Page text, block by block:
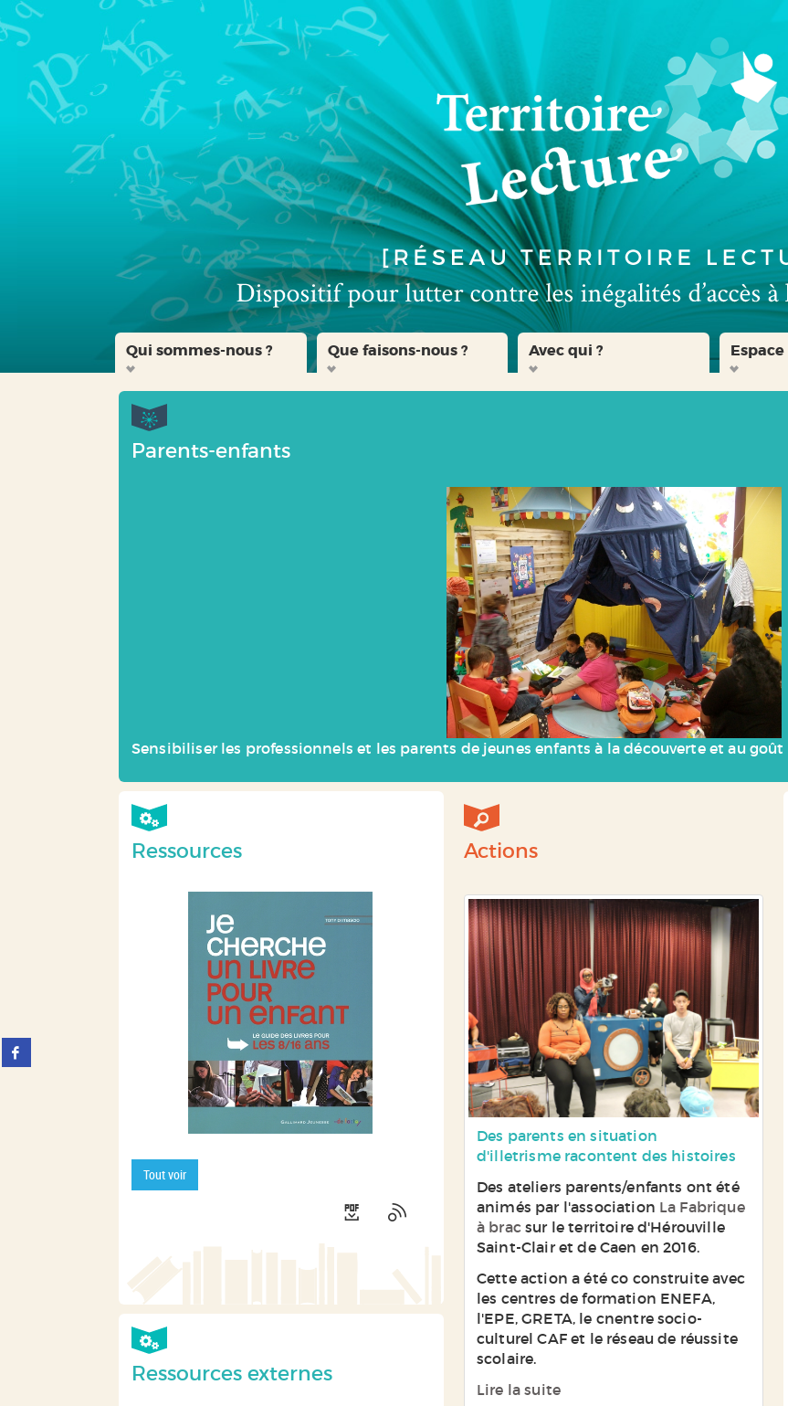
Aller
menu
Aller
contenu
Aller
la
recherche
Qui sommes-nous ? Que faisons-nous ? Avec qui ? Espace
Partager
sur
Parents-enfants
Sensibiliser les professionnels et les parents de jeunes enfants à la découverte et au
Ressources
JE CHERCHE UN LIVRE POUR UN
Di Mascio, Tony. Auteur | Livre |
Ce guide destiné aux parents et aux
professionnels, offre une sélection de
650 titres choisis pour leur qualité et
leur grande adaptation au jeune public,
avec des titres d'accroche qui favorisent
Tout voir
Ressources externes
Actions
Des parents en situation
d'illetrisme racontent des histoires
Des ateliers parents/enfants ont été
animés par l'association La Fabrique
à bracsur le territoire d'Hérouville
Saint-Clair et de Caen en 2016.
Cette action a été co construite avec
les centres de formation ENEFA,
l'EPE, GRETA, le cnentre socio-
culturel CAF et le réseau de réussite
scolaire.
Lire la suite
Les ateliers animés par Hervé Roué
de l'association
La fabrique à brac
Ils se sont déroulés à la bibliothèque
de la Guérinière à Caen, dans les
locaux d'Enefa et de l'EPE à
Hérouville Saint-Clair ainsi qu'au
entre socio culturel CAF et dans les
écoles primaires Blaisot et Boisard.
ce sont des ateliers sur
l'appropriation d'histoires par des
parents et des enfants.
S'amuser, jouer avec les mots pour